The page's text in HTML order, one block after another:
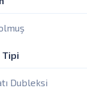
Tipi
Dubleksi